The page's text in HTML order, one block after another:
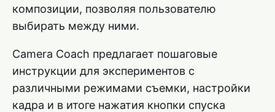
композиции, позволяя пользователю
выбирать между ними.
Camera Coach предлагает пошаговые
инструкции для экспериментов с
различными режимами съемки, настройки
кадра и в итоге нажатия кнопки спуска